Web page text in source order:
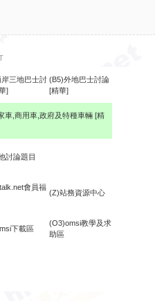
三地巴士討
]
(B5)外地巴士討論
[精華]
車,商用車,政府及特種車輛 [精
討論題目
會員福
(Z)站務資源中心
下載區
(O3)omsi教學及求
助區